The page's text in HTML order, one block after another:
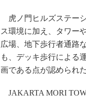
虎ノ門ヒルズステー
ス環境に加え、タワー
広場、地下歩行者通路
も、デッキ歩行による
画である点が認められた
JAKARTA MORI